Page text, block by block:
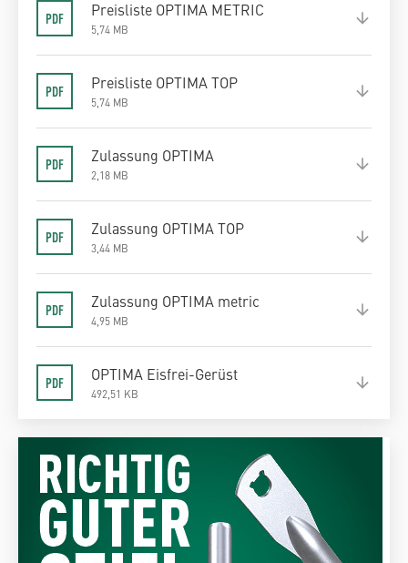
Preisliste OPTIMA METRIC
5,74 MB
Preisliste OPTIMA TOP
5,74 MB
Zulassung OPTIMA
2,18 MB
Zulassung OPTIMA TOP
3,44 MB
Zulassung OPTIMA metric
4,95 MB
OPTIMA Eisfrei-Gerüst
492,51 KB